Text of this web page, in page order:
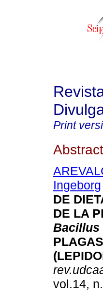
Print
Abstract
Ingeborg
DE
DE LA
Bacillus
vol.14,